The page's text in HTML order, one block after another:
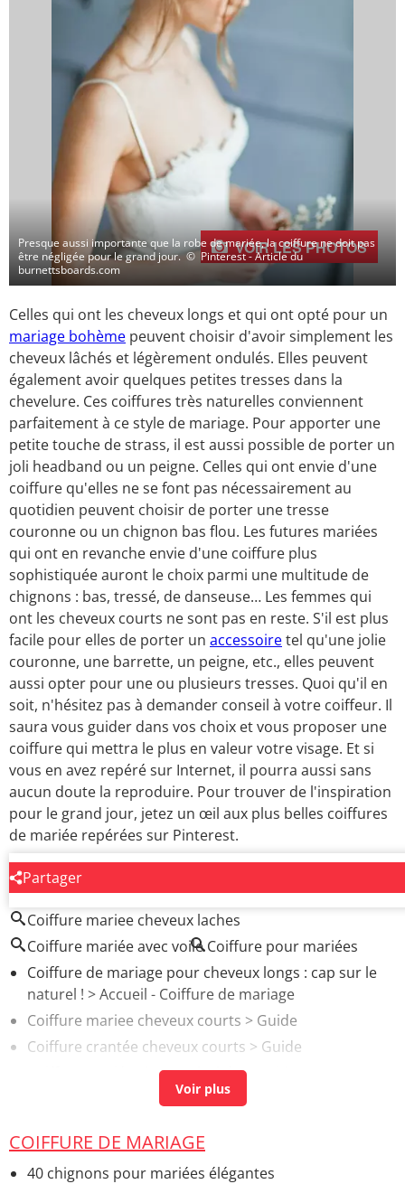
VOIR LES PHOTOS
Presque aussi importante que la robe de mariée, la coiffure ne doit pas
être négligée pour le grand jour.© Pinterest - Article du
burnettsboards.com
Celles qui ont les cheveux longs et qui ont opté pour un
mariage bohème peuvent choisir d'avoir simplement les
cheveux lâchés et légèrement ondulés. Elles peuvent
également avoir quelques petites tresses dans la
chevelure. Ces coiffures très naturelles conviennent
parfaitement à ce style de mariage. Pour apporter une
petite touche de strass, il est aussi possible de porter un
joli headband ou un peigne. Celles qui ont envie d'une
coiffure qu'elles ne se font pas nécessairement au
quotidien peuvent choisir de porter une tresse
couronne ou un chignon bas flou. Les futures mariées
qui ont en revanche envie d'une coiffure plus
sophistiquée auront le choix parmi une multitude de
chignons : bas, tressé, de danseuse… Les femmes qui
ont les cheveux courts ne sont pas en reste. S'il est plus
facile pour elles de porter un accessoiretel qu'une jolie
couronne, une barrette, un peigne, etc., elles peuvent
aussi opter pour une ou plusieurs tresses. Quoi qu'il en
soit, n'hésitez pas à demander conseil à votre coiffeur. Il
saura vous guider dans vos choix et vous proposer une
coiffure qui mettra le plus en valeur votre visage. Et si
vous en avez repéré sur Internet, il pourra aussi sans
aucun doute la reproduire. Pour trouver de l'inspiration
pour le grand jour, jetez un œil aux plus belles coiffures
de mariée repérées sur Pinterest.
Partager
AUTOUR DU MÊME SUJET
Coiffure mariee cheveux laches
Coiffure mariée avec voile Coiffure pour mariées
Coiffure de mariage pour cheveux longs : cap sur le
naturel ! > Accueil - Coiffure de mariage
Coiffure mariee cheveux courts > Guide
Coiffure crantée cheveux courts > Guide
Coiffure mariée cheveux lachés> Guide
Coiffure mariée cheveux courts
> Guide
COIFFURE DE MARIAGE
40 chignons pour mariées élégantes